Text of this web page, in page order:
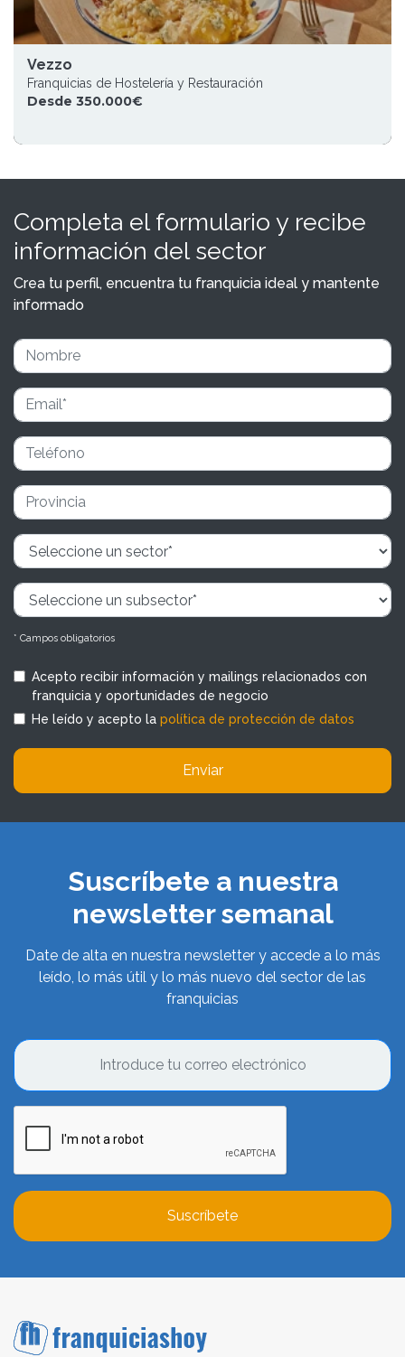
Vezzo
Franquicias de Hostelería y Restauración
Desde 350.000€
Completa el formulario y recibe
información del sector
Crea tu perfil, encuentra tu franquicia ideal y mantente
informado
* Campos obligatorios
Acepto recibir información y mailings relacionados con
franquicia y oportunidades de negocio
He leído y acepto la política de protección de datos
Enviar
Suscríbete a nuestra
newsletter semanal
Date de alta en nuestra newsletter y accede a lo más
leído, lo más útil y lo más nuevo del sector de las
franquicias
Suscríbete